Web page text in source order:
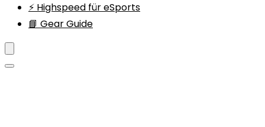
⚡ Highspeed für eSports
📘 Gear Guide